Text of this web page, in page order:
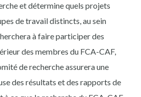
et détermine quels projets
de travail distincts, au sein
à faire participer des
des membres du FCA-CAF,
de recherche assurera une
des résultats et des rapports de